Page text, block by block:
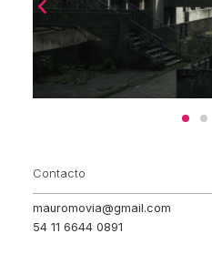
Contacto
mauromovia@gmail.com
54 11 6644 0891